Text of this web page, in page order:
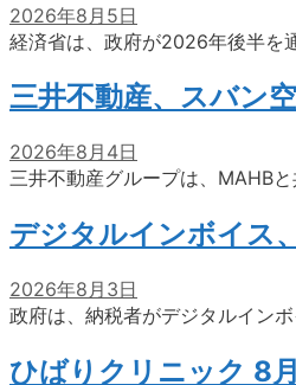
2026年8月5日
経済省は、政府が2026年後半を
三井不動産、スバン
2026年8月4日
三井不動産グループは、MAHB
デジタルインボイス
2026年8月3日
政府は、納税者がデジタルイン
ひばりクリニック 8